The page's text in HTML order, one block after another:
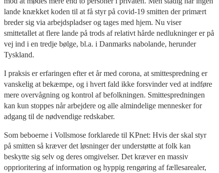
lande knækket koden til at få styr på covid-19 smitten der primært
breder sig via arbejdspladser og tages med hjem. Nu viser
smittetallet at flere lande på trods af relativt hårde nedlukninger er på
vej ind i en tredje bølge, bl.a. i Danmarks nabolande, herunder
Tyskland.
I praksis er erfaringen efter et år med corona, at smittespredning er
vanskelig at bekæmpe, og i hvert fald ikke forsvinder ved at indføre
mere overvågning og kontrol af befolkningen. Smittespredningen
kan kun stoppes når arbejdere og alle almindelige mennesker for
adgang til de nødvendige redskaber.
Som beboerne i Vollsmose forklarede til KPnet: Hvis der skal styr
på smitten så kræver det løsninger der understøtte at folk kan
beskytte sig selv og deres omgivelser. Det kræver en massiv
opprioritering af information og hyppig rengøring af fællesarealer,